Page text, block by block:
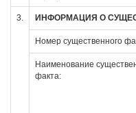
3. ИНФОРМАЦИЯ О
Номер существенного
Наименование
факта: